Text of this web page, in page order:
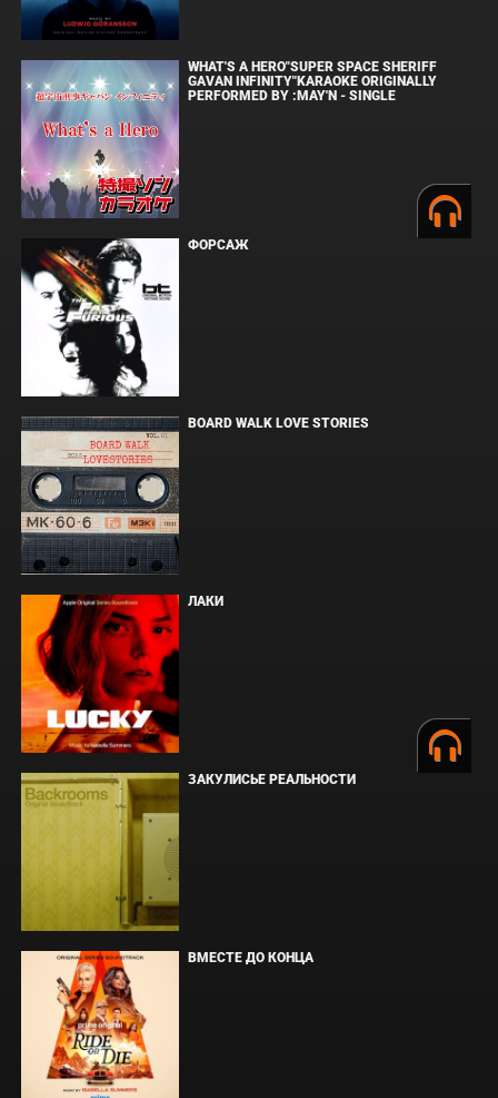
WHAT'S A HERO"SUPER SPACE SHERIFF
GAVAN INFINITY"KARAOKE ORIGINALLY
PERFORMED BY :MAY'N - SINGLE
ФОРСАЖ
BOARD WALK LOVE STORIES
ЛАКИ
ЗАКУЛИСЬЕ РЕАЛЬНОСТИ
ВМЕСТЕ ДО КОНЦА